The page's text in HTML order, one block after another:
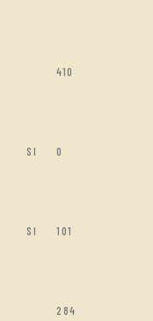
410
SI 0
SI 101
284